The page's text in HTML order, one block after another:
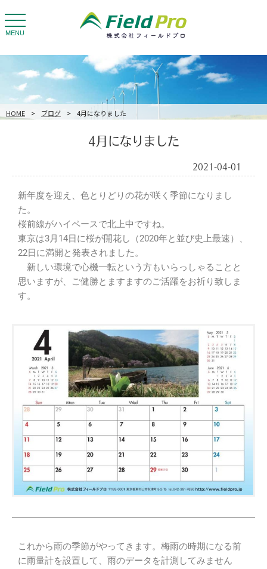
toggle
navigation
MENU
HOME > ブログ > 4月になりました
4月になりました
2021-04-01
新年度を迎え、色とりどりの花が咲く季節になりまし
た。
桜前線がハイペースで北上中ですね。
東京は3月14日に桜が開花し（2020年と並び史上最速）、
22日に満開と発表されました。
新しい環境で心機一転という方もいらっしゃることと
思いますが、ご健勝とますますのご活躍をお祈り致しま
す。
これから雨の季節がやってきます。梅雨の時期になる前
に雨量計を設置して、雨のデータを計測してみません